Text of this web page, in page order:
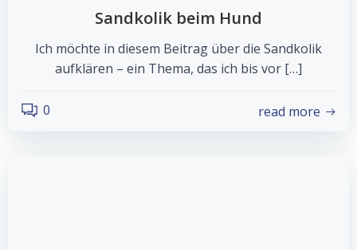
Sandkolik beim Hund
Ich möchte in diesem Beitrag über die Sandkolik
aufklären – ein Thema, das ich bis vor […]
0 read more